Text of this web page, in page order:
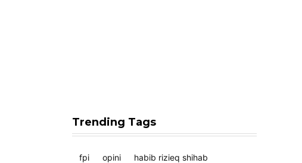
Trending Tags
fpi opini
habib rizieq shihab